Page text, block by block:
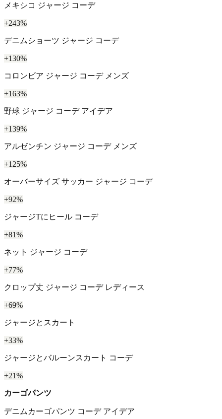
メキシコ ジャージ コーデ
+243%
デニムショーツ ジャージ コーデ
+130%
コロンビア ジャージ コーデ メンズ
+163%
野球 ジャージ コーデ アイデア
+139%
アルゼンチン ジャージ コーデ メンズ
+125%
オーバーサイズ サッカー ジャージ コーデ
+92%
ジャージTにヒール コーデ
+81%
ネット ジャージ コーデ
+77%
クロップ丈 ジャージ コーデ レディース
+69%
ジャージとスカート
+33%
ジャージとバルーンスカート コーデ
+21%
カーゴパンツ
デニムカーゴパンツ コーデ アイデア